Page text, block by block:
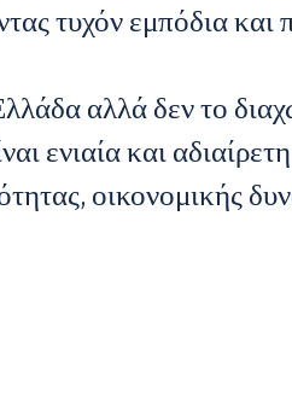
τυχόν εμπόδια και
αλλά δεν το
ενιαία και
οικονομικής